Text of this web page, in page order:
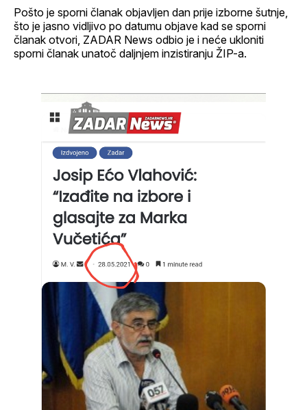
Pošto je sporni članak objavljen dan prije izborne šutnje,
što je jasno vidljivo po datumu objave kad se sporni
članak otvori, ZADAR News odbio je i neće ukloniti
sporni članak unatoč daljnjem inzistiranju ŽIP-a.